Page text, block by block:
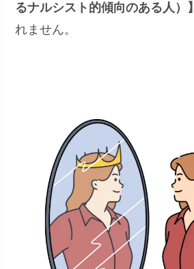
るナルシスト的傾向のある人）】
れません。